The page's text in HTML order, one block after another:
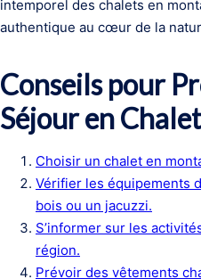
intemporel des chalets en
authentique au cœur de la
Conseils pour
Séjour en
Choisir un chalet en
Vérifier les équipements
bois ou un jacuzzi.
S’informer sur les
région.
Prévoir des vêtements